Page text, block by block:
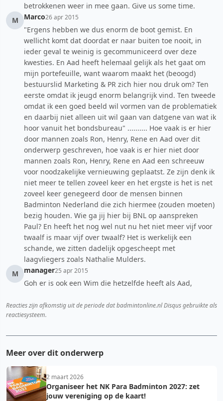
betrokkenen weer in mee gaan. Give us some time.
M
Marco26 apr 2015
"Ergens hebben we dus enorm de boot gemist. En
wellicht komt dat doordat er naar buiten toe nooit, in
ieder geval te weinig is gecommuniceerd over deze
kwesties. En Aad heeft helemaal gelijk als het gaat om
mijn portefeuille, want waarom maakt het (beoogd)
bestuurslid Marketing & PR zich hier nou druk om? Ten
eerste omdat ik jeugd enorm belangrijk vind. Ten tweede
omdat ik een goed beeld wil vormen van de problematiek
en daarbij niet alleen uit wil gaan van datgene van wat ik
hoor vanuit het bondsbureau" .......... Hoe vaak is er hier
door mannen zoals Ron, Henry, Rene en Aad over dit
onderwerp geschreven, hoe vaak is er hier niet door
mannen zoals Ron, Henry, Rene en Aad een schreeuw
voor noodzakelijke vernieuwing geplaatst. Ze zijn denk ik
niet meer te tellen zoveel keer en het ergste is het is net
zoveel keer genegeerd door de mensen binnen
Badminton Nederland die zich hiermee (zouden moeten)
bezig houden. Wie ga jij hier bij BNL op aanspreken
Paul? En heeft het nog wel nut nu het niet meer vijf voor
twaalf is maar vijf over twaalf? Het is werkelijk een
schande, we zitten dadelijk opgescheept met
laagvliegers zoals Nathalie Mulders.
M
manager25 apr 2015
Goh er is ook een Wim die hetzelfde heeft als Aad,
Reacties zijn afkomstig uit de periode dat badmintonline.nl Disqus gebruikte als
reactiesysteem.
Meer over dit onderwerp
2 maart 2026
Organiseer het NK Para Badminton 2027: zet
jouw vereniging op de kaart!